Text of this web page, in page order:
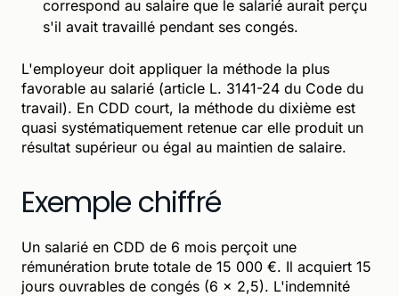
correspond au salaire que le salarié aurait perçu
s'il avait travaillé pendant ses congés.
L'employeur doit appliquer la méthode la plus
favorable au salarié (article L. 3141-24 du Code du
travail). En CDD court, la méthode du dixième est
quasi systématiquement retenue car elle produit un
résultat supérieur ou égal au maintien de salaire.
Exemple chiffré
Un salarié en CDD de 6 mois perçoit une
rémunération brute totale de 15 000 €. Il acquiert 15
jours ouvrables de congés (6 × 2,5). L'indemnité